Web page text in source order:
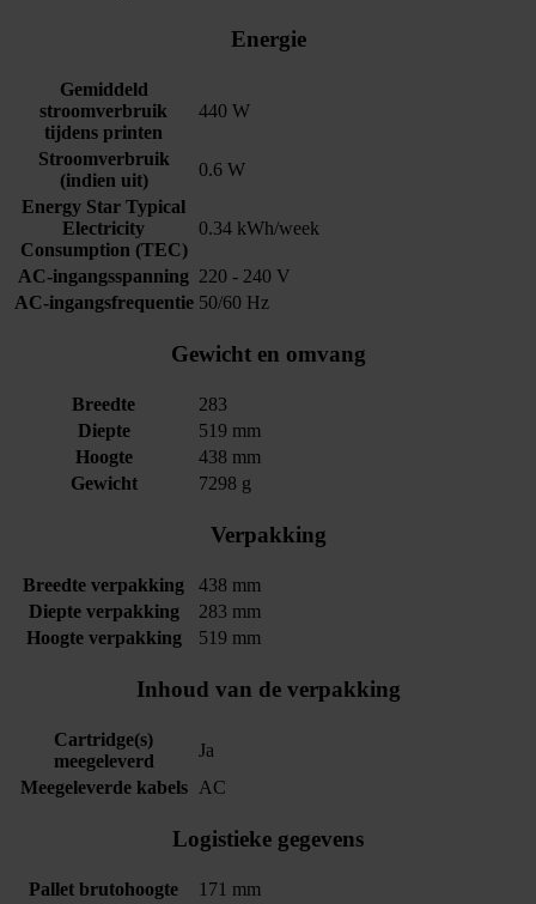
Energie
Gemiddeld
stroomverbruik
tijdens printen
440 W
Stroomverbruik
(indien uit)
0.6 W
Energy Star Typical
Electricity
Consumption (TEC)
0.34 kWh/week
AC-ingangsspanning 220 - 240 V
AC-ingangsfrequentie 50/60 Hz
Gewicht en omvang
Breedte
283
Diepte
519 mm
Hoogte
438 mm
Gewicht
7298 g
Verpakking
Breedte verpakking
438 mm
Diepte verpakking
283 mm
Hoogte verpakking
519 mm
Inhoud van de verpakking
Cartridge(s)
meegeleverd
Ja
Meegeleverde kabels
AC
Logistieke gegevens
Pallet brutohoogte
171 mm